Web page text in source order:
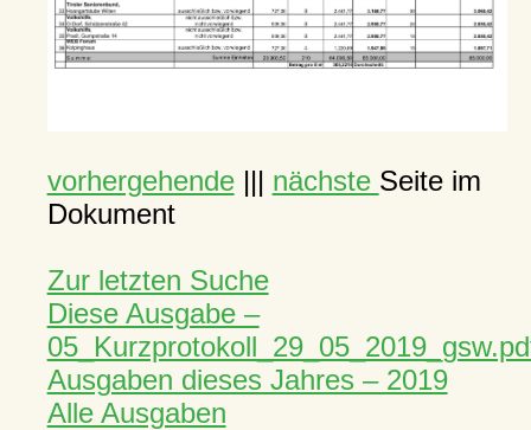
vorhergehende||| nächste Seite im
Dokument
Zur letzten Suche
Diese Ausgabe –
Ausgaben dieses Jahres – 2019
Alle Ausgaben